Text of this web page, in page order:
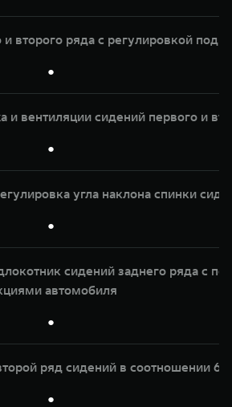
второго ряда с регулировкой
●
и вентиляции сидений первого и
●
угла наклона спинки
●
сидений заднего ряда с
автомобиля
●
ряд сидений в соотношении
●